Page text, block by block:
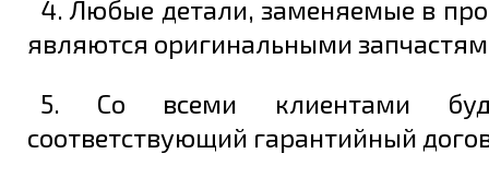
4. Любые детали, заменяемые в
являются оригинальными
5. Со всеми клиентами
соответствующий гарантийный